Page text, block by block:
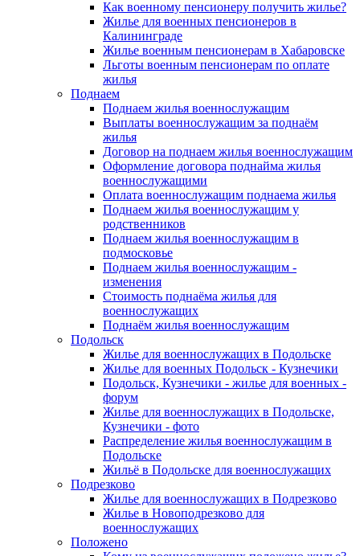
Как военному пенсионеру получить жилье?
Жилье для военных пенсионеров в
Калининграде
Жилье военным пенсионерам в Хабаровске
Льготы военным пенсионерам по оплате
жилья
Поднаем
Поднаем жилья военнослужащим
Выплаты военнослужащим за поднаём
жилья
Договор на поднаем жилья военнослужащим
Оформление договора поднайма жилья
военнослужащими
Оплата военнослужащим поднаема жилья
Поднаем жилья военнослужащим у
родственников
Поднаем жилья военнослужащим в
подмосковье
Поднаем жилья военнослужащим -
изменения
Стоимость поднаёма жилья для
военнослужащих
Поднаём жилья военнослужащим
Подольск
Жилье для военнослужащих в Подольске
Жилье для военных Подольск - Кузнечики
Подольск, Кузнечики - жилье для военных -
форум
Жилье для военнослужащих в Подольске,
Кузнечики - фото
Распределение жилья военнослужащим в
Подольске
Жильё в Подольске для военнослужащих
Подрезково
Жилье для военнослужащих в Подрезково
Жилье в Новоподрезково для
военнослужащих
Положено